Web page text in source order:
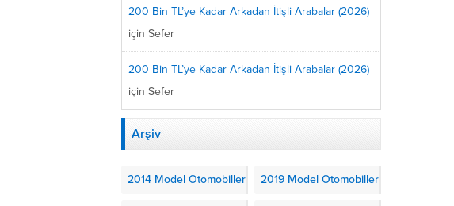
200 Bin TL’ye Kadar Arkadan İtişli Arabalar (2026)
için Sefer
200 Bin TL’ye Kadar Arkadan İtişli Arabalar (2026)
için Sefer
Arşiv
2014 Model Otomobiller 2019 Model Otomobiller